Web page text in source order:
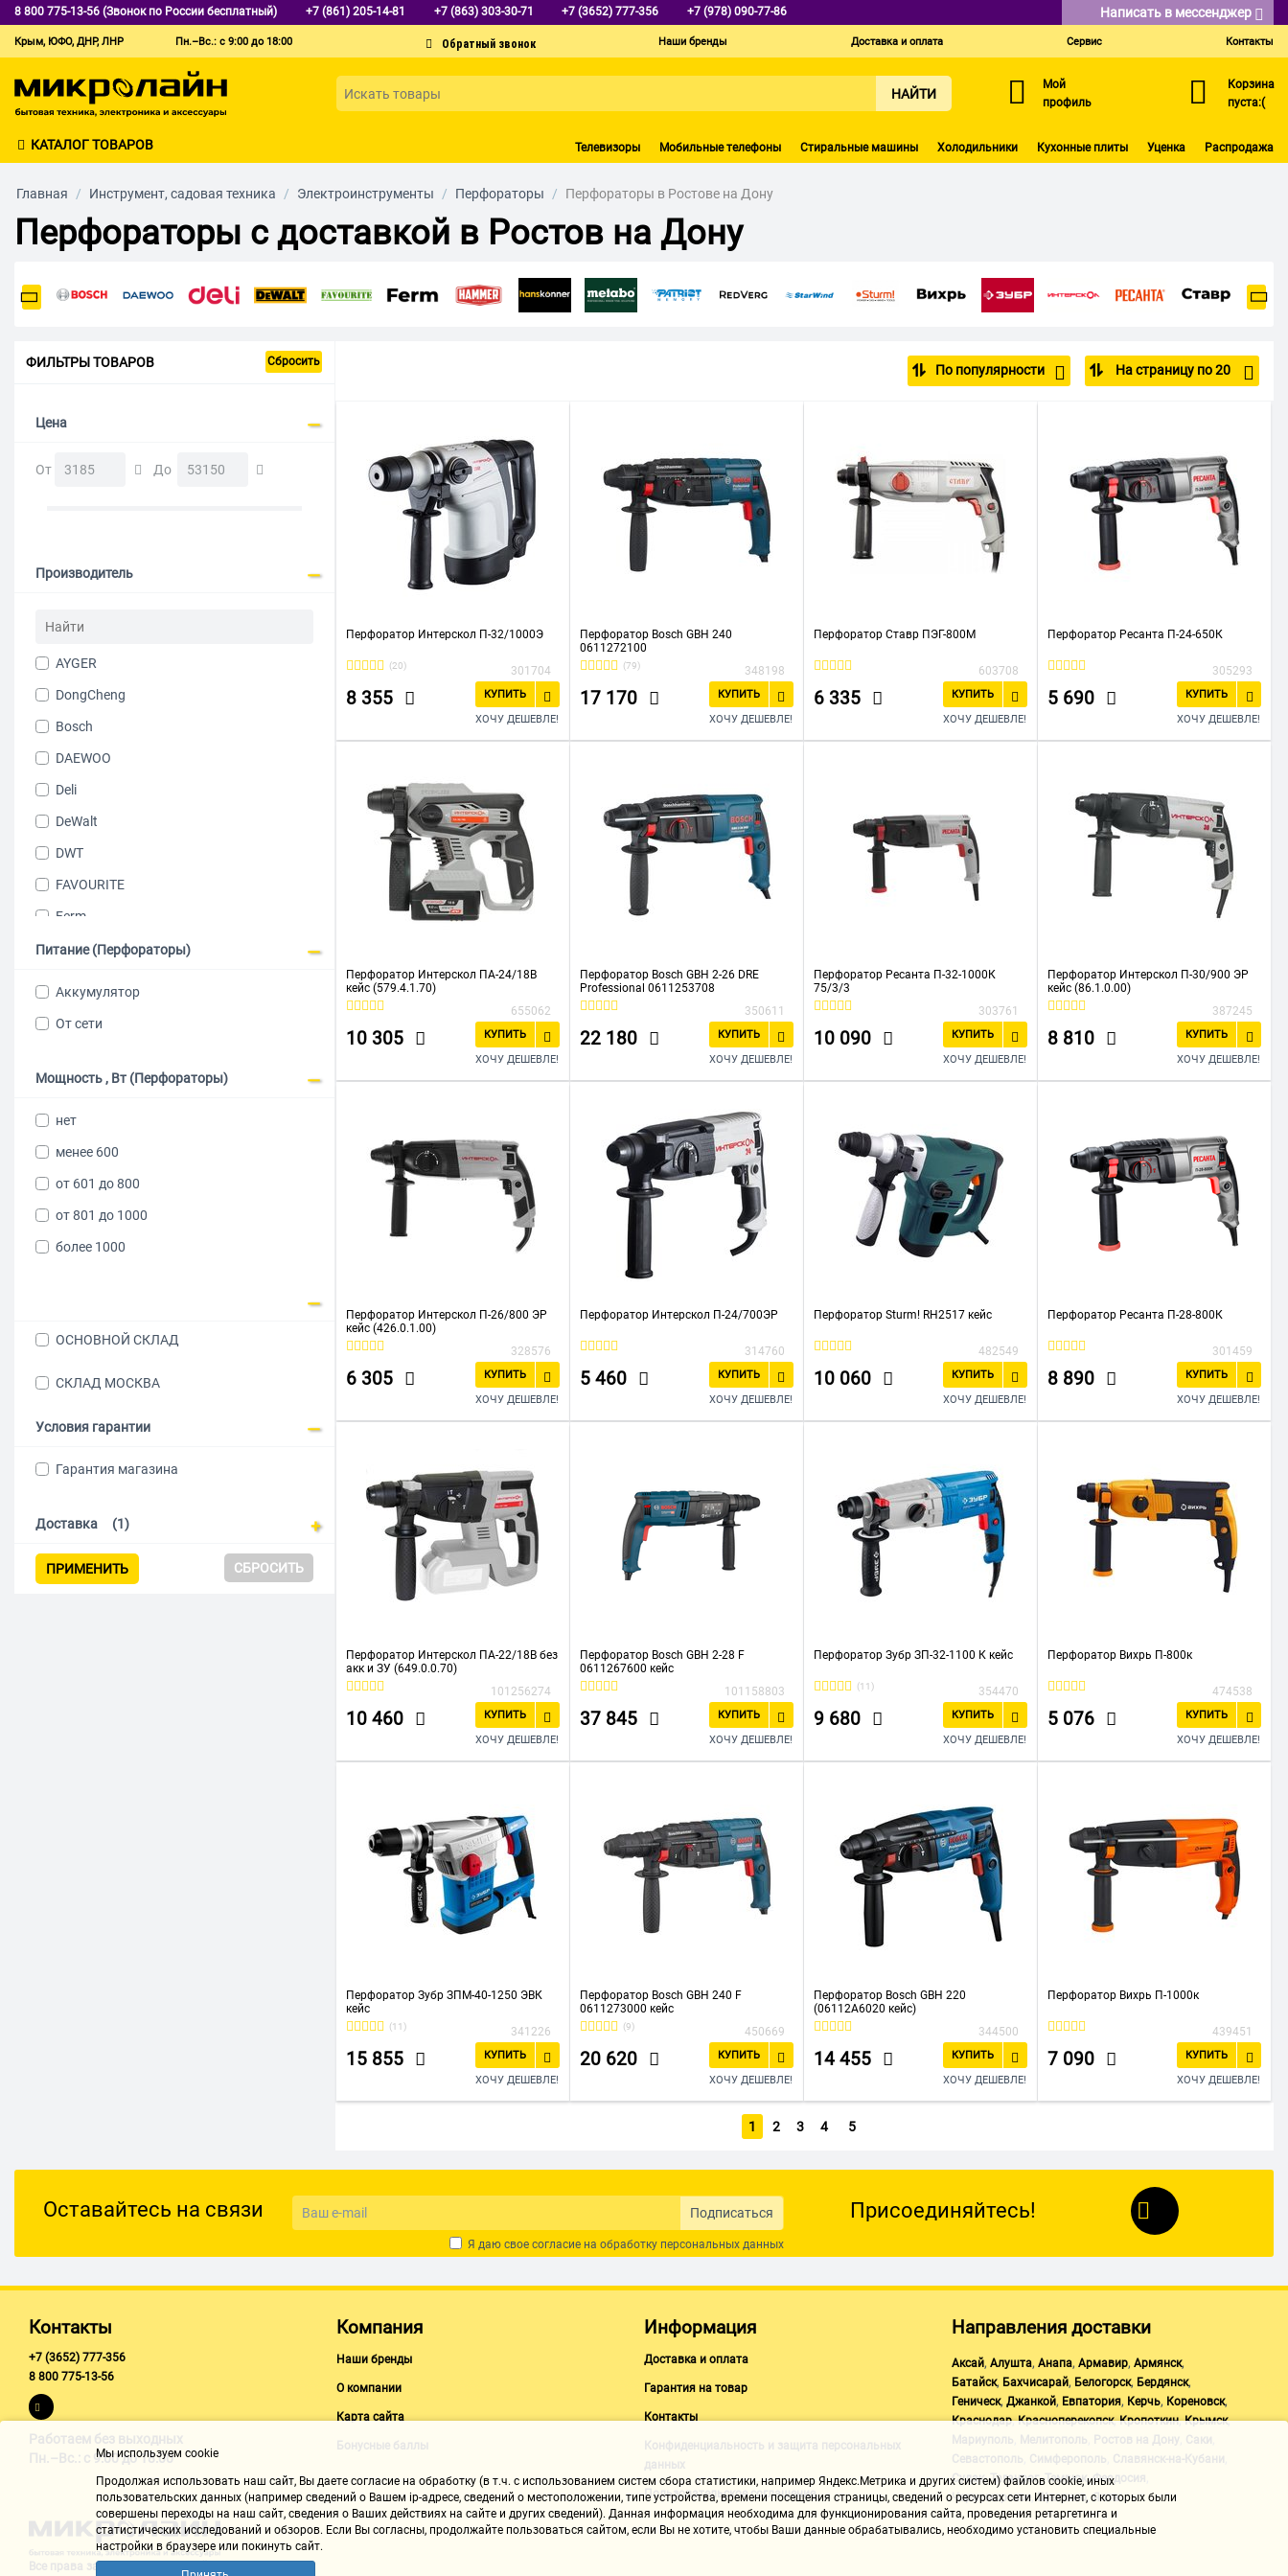
8 800 775-13-56 (Звонок по России бесплатный) +7 (861) 205-14-81 +7 (863) 303-30-71 +7 (3652) 777-356 +7 (978) 090-77-86 Написать в мессенджер
Крым, ЮФО, ДНР, ЛНР Пн.–Вс.: с 9:00 до 18:00 Наши бренды Доставка и оплата Сервис Контакты
НАЙТИ
Мой
профиль
Корзина
пуста:(
КАТАЛОГ ТОВАРОВ Телевизоры Мобильные телефоны Стиральные машины Холодильники Кухонные плиты Уценка Распродажа
Главная / Инструмент, садовая техника / Электроинструменты / Перфораторы / Перфораторы в Ростове на Дону
Перфораторы с доставкой в Ростов на Дону
ФИЛЬТРЫ ТОВАРОВ Сбросить
Цена
От До
Производитель
AYGER
DongCheng
Bosch
DAEWOO
Deli
DeWalt
DWT
FAVOURITE
Ferm
FIT
KLECO
Интерскол
РЕСАНТА
Питание (Перфораторы)
Аккумулятор
От сети
Мощность , Вт (Перфораторы)
нет
менее 600
от 601 до 800
от 801 до 1000
более 1000
ОСНОВНОЙ СКЛАД
СКЛАД МОСКВА
Условия гарантии
Гарантия магазина
Доставка (1)
ПРИМЕНИТЬ СБРОСИТЬ
По популярности На страницу по 20
Перфоратор Интерскол П-32/1000Э
(20) 301704
8 355
КУПИТЬ
ХОЧУ ДЕШЕВЛЕ!
Перфоратор Bosch GBH 240
0611272100
(79) 348198
17 170
КУПИТЬ
ХОЧУ ДЕШЕВЛЕ!
Перфоратор Ставр ПЭГ-800М
603708
6 335
КУПИТЬ
ХОЧУ ДЕШЕВЛЕ!
Перфоратор Ресанта П-24-650К
305293
5 690
КУПИТЬ
ХОЧУ ДЕШЕВЛЕ!
Перфоратор Интерскол ПА-24/18В
кейс (579.4.1.70)
655062
10 305
КУПИТЬ
ХОЧУ ДЕШЕВЛЕ!
Перфоратор Bosch GBH 2-26 DRE
Professional 0611253708
350611
22 180
КУПИТЬ
ХОЧУ ДЕШЕВЛЕ!
Перфоратор Ресанта П-32-1000К
75/3/3
303761
10 090
КУПИТЬ
ХОЧУ ДЕШЕВЛЕ!
Перфоратор Интерскол П-30/900 ЭР
кейс (86.1.0.00)
387245
8 810
КУПИТЬ
ХОЧУ ДЕШЕВЛЕ!
Перфоратор Интерскол П-26/800 ЭР
кейс (426.0.1.00)
328576
6 305
КУПИТЬ
ХОЧУ ДЕШЕВЛЕ!
Перфоратор Интерскол П-24/700ЭР
314760
5 460
КУПИТЬ
ХОЧУ ДЕШЕВЛЕ!
Перфоратор Sturm! RH2517 кейс
482549
10 060
КУПИТЬ
ХОЧУ ДЕШЕВЛЕ!
Перфоратор Ресанта П-28-800К
301459
8 890
КУПИТЬ
ХОЧУ ДЕШЕВЛЕ!
Перфоратор Интерскол ПА-22/18В без
акк и ЗУ (649.0.0.70)
101256274
10 460
КУПИТЬ
ХОЧУ ДЕШЕВЛЕ!
Перфоратор Bosch GBH 2-28 F
0611267600 кейс
101158803
37 845
КУПИТЬ
ХОЧУ ДЕШЕВЛЕ!
Перфоратор Зубр ЗП-32-1100 К кейс
(11) 354470
9 680
КУПИТЬ
ХОЧУ ДЕШЕВЛЕ!
Перфоратор Вихрь П-800к
474538
5 076
КУПИТЬ
ХОЧУ ДЕШЕВЛЕ!
Перфоратор Зубр ЗПМ-40-1250 ЭВК
кейс
(11) 341226
15 855
КУПИТЬ
ХОЧУ ДЕШЕВЛЕ!
Перфоратор Bosch GBH 240 F
0611273000 кейс
(9) 450669
20 620
КУПИТЬ
ХОЧУ ДЕШЕВЛЕ!
Перфоратор Bosch GBH 220
(06112A6020 кейс)
344500
14 455
КУПИТЬ
ХОЧУ ДЕШЕВЛЕ!
Перфоратор Вихрь П-1000к
439451
7 090
КУПИТЬ
ХОЧУ ДЕШЕВЛЕ!
1 2 3 4 5
Оставайтесь на связи Подписаться
Я даю свое согласие на обработку персональных данных
Присоединяйтесь!
Контакты
+7 (3652) 777-356
8 800 775-13-56
Работаем без выходных
Пн.–Вс.: с 9:00 до 18:00
Компания
Наши бренды
О компании
Карта сайта
Бонусные баллы
Информация
Доставка и оплата
Гарантия на товар
Контакты
Конфиденциальность и защита персональных
данных
Пользовательское соглашение
Направления доставки
Аксай, Алушта, Анапа, Армавир, Армянск,
Батайск, Бахчисарай, Белогорск, Бердянск,
Геническ, Джанкой, Евпатория, Керчь, Кореновск,
Краснодар,Красноперекопск,Кропоткин,Крымск,
Мариуполь Мелитополь Ростов на Дону Саки
Севастополь Симферополь Славянск-на-Кубани
Судак,Таганрог,Темрюк,Феодосия
Черноморское ,Щелкино,Ялта
Все права защищены "Микролайн"
Мы используем cookie
Продолжая использовать наш cайт, Вы даете согласие на обработку (в т.ч. с использованием систем сбора статистики, например Яндекс.Метрика и других систем) файлов cookie, иных
пользовательских данных (например сведений о Вашем ip-адресе, сведений о местоположении, типе устройства, времени посещения страницы, сведений о ресурсах сети Интернет, с которых были
совершены переходы на наш сайт, сведения о Ваших действиях на сайте и других сведений). Данная информация необходима для функционирования сайта, проведения ретаргетинга и
статистических исследований и обзоров. Если Вы согласны, продолжайте пользоваться сайтом, если Вы не хотите, чтобы Ваши данные обрабатывались, необходимо установить специальные
настройки в браузере или покинуть сайт.